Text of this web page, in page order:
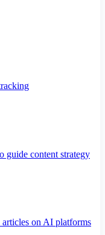
guide content strategy
on AI platforms